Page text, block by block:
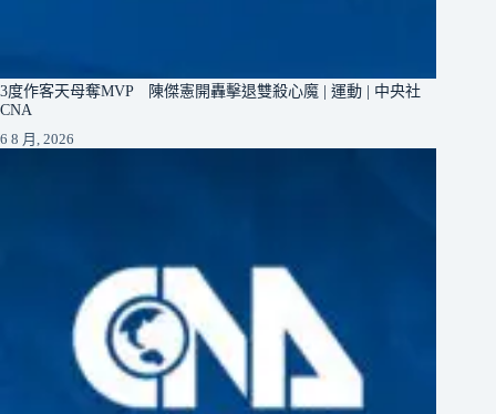
3度作客天母奪MVP 陳傑憲開轟擊退雙殺心魔 | 運動 | 中央社
CNA
6 8 月, 2026